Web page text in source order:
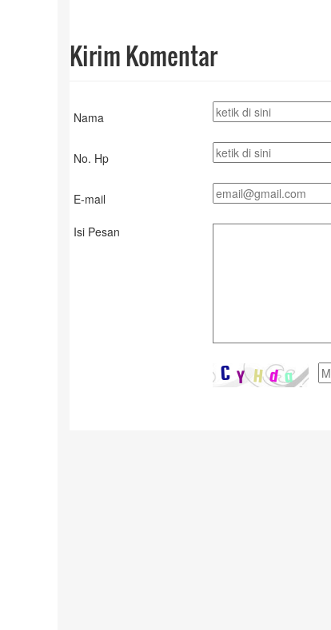
Kirim Komentar
Nama
No. Hp
E-mail
Isi Pesan